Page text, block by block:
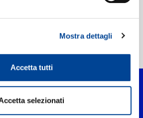
Mostra dettagli
Accetta tutti
selezionati
Pop > Gaia